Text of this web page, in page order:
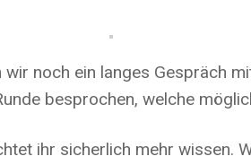
wir noch ein langes Gespräch
besprochen, welche
ihr sicherlich mehr wissen.